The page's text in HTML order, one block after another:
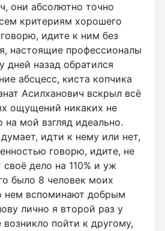
они абсолютно точно
критериям хорошего
идите к ним без
настоящие профессионалы
дней назад обратился
абсцесс, киста копчика
Асилханович вскрыл всё
ощущений никаких не
мой взгляд идеально.
идти к нему или нет,
говорю, идите, не
своё дело на 110% и уж
было 8 человек моих
нем вспоминают добрым
лично я второй раз у
пойти к другому,